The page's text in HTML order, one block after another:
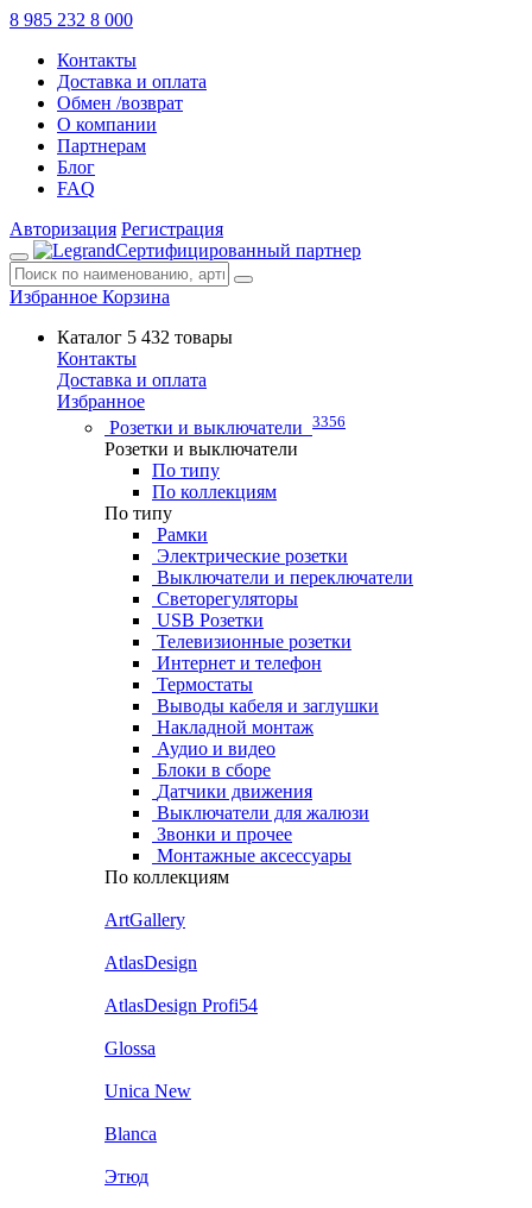
8 985 232 8 000
Контакты
Доставка и оплата
Обмен /возврат
О компании
Партнерам
Блог
FAQ
Авторизация Регистрация
Сертифицированный партнер
Избранное Корзина
Каталог 5 432 товары
Контакты
Доставка и оплата
Избранное
Розетки и выключатели 3356
Розетки и выключатели
По типу
По коллекциям
По типу
Рамки
Электрические розетки
Выключатели и переключатели
Светорегуляторы
USB Розетки
Телевизионные розетки
Интернет и телефон
Термостаты
Выводы кабеля и заглушки
Накладной монтаж
Аудио и видео
Блоки в сборе
Датчики движения
Выключатели для жалюзи
Звонки и прочее
Монтажные аксессуары
По коллекциям
ArtGallery
AtlasDesign
AtlasDesign Profi54
Glossa
Unica New
Blanca
Этюд